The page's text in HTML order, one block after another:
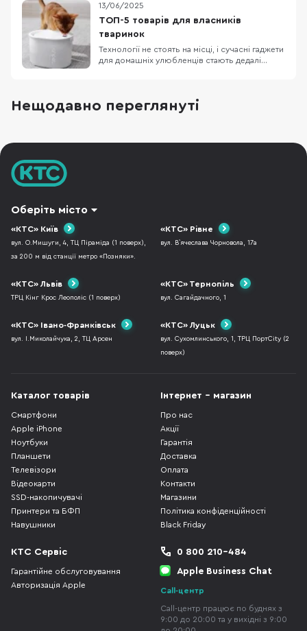
13/06/2025
ТОП-5 товарів для власників
тваринок
Технології не стоять на місці, і сучасні гаджети
для домашніх улюбленців стають дедалі
розваги, ось п’ять пристроїв, які варто мати
вдома. 1. Uahpet Glow Wireless Pet Fountain —
Нещодавно переглянуті
Оберіть місто
«КТС» Київ
вул. О.Мишуги, 4, ТЦ Піраміда (1 поверх),
за 200 м від станції метро «Позняки».
«КТС» Рівне
вул. В`ячеслава Чорновола, 17а
«КТС» Львів
ТРЦ Кінг Крос Леополіс (1 поверх)
«КТС» Тернопіль
вул. Сагайдачного, 1
«КТС» Івано-Франківськ
вул. І.Миколайчука, 2, ТЦ Арсен
«КТС» Луцьк
вул. Сухомлинського, 1, ТРЦ ПортCity (2
поверх)
Каталог товарів
Смартфони
Apple iPhone
Ноутбуки
Планшети
Телевізори
Відеокарти
SSD-накопичувачі
Принтери та БФП
Навушники
Інтернет - магазин
Про нас
Акції
Гарантія
Доставка
Оплата
Контакти
Магазини
Політика конфіденційності
Black Friday
КТС Сервіс
Гарантійне обслуговування
Авторизація Apple
0 800 210-484
Apple Business Chat
Call-центр
Call-центр працює по буднях з
9:00 до 20:00 та у вихідні з 9:00